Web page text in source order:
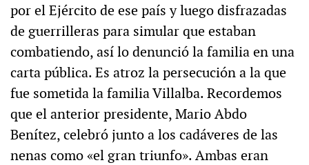
por el Ejército de ese país y luego disfrazadas
de guerrilleras para simular que estaban
combatiendo, así lo denunció la familia en una
carta pública. Es atroz la persecución a la que
fue sometida la familia Villalba. Recordemos
que el anterior presidente, Mario Abdo
Benítez, celebró junto a los cadáveres de las
nenas como «el gran triunfo». Ambas eran